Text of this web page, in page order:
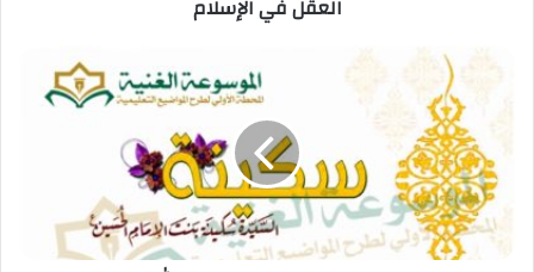
العقل في الإسلام